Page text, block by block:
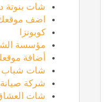
شات بنوتة
اضف موقعك
كوبونزا
مؤسسة
أضافة
شات شباب
شركة
شات